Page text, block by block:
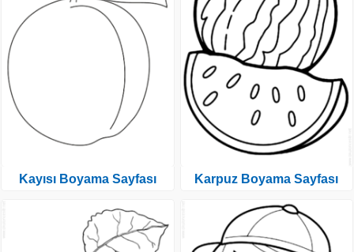
Kayısı Boyama Sayfası Karpuz Boyama Sayfası